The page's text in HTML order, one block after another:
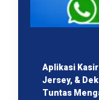
Aplikasi
Jersey, &
Tuntas